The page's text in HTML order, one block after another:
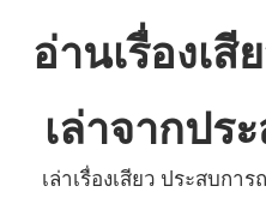
อ่านเรื่องเสี
เล่าจากปร
เล่าเรื่องเสียว ประสบกา